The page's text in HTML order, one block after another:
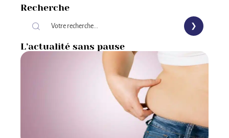
Recherche
L’actualité sans pause